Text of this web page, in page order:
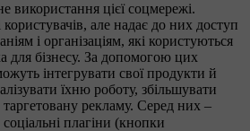
використання цієї соцмережі.
але надає до них доступ
і організаціям, які користуються
для бізнесу. За допомогою цих
інтегрувати свої продукти й
їхню роботу, збільшувати
рекламу. Серед них –
соціальні плагіни (кнопки